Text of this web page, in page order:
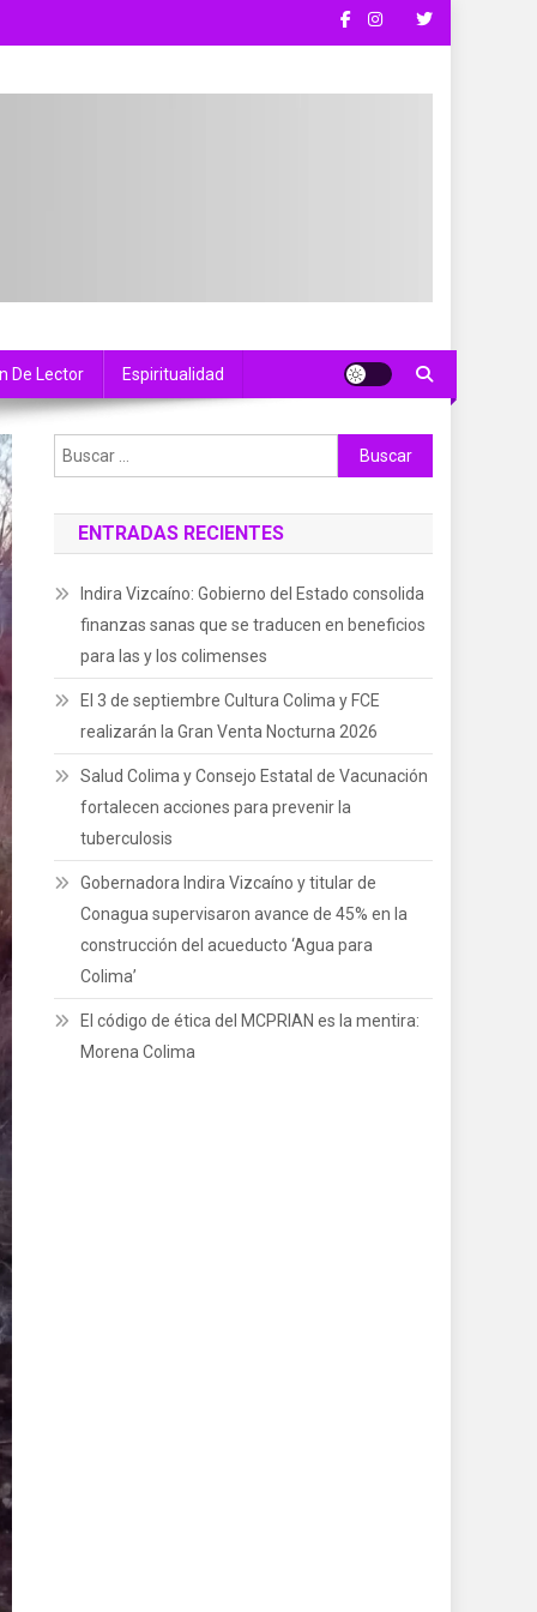
De Lector Espiritualidad
Buscar:
ENTRADAS RECIENTES
Indira Vizcaíno: Gobierno del Estado consolida
finanzas sanas que se traducen en beneficios
para las y los colimenses
El 3 de septiembre Cultura Colima y FCE
realizarán la Gran Venta Nocturna 2026
Salud Colima y Consejo Estatal de Vacunación
fortalecen acciones para prevenir la
tuberculosis
Gobernadora Indira Vizcaíno y titular de
Conagua supervisaron avance de 45% en la
construcción del acueducto ‘Agua para
Colima’
El código de ética del MCPRIAN es la mentira:
Morena Colima